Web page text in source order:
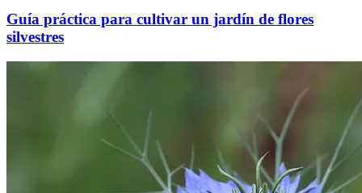
Guía práctica para cultivar un jardín de flores
silvestres